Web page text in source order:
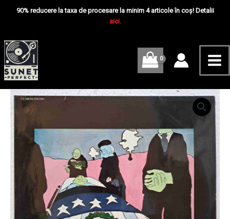
90% reducere la taxa de procesare la minim 4 articole în coș! Detalii
aici.
Cantitate
Baez
–
Blessed
2LP
VG
Are...